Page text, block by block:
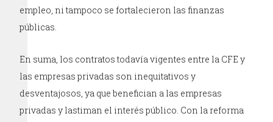
empleo, ni tampoco se fortalecieron las finanzas
públicas.
En suma, los contratos todavía vigentes entre la CFE y
las empresas privadas son inequitativos y
desventajosos, ya que benefician a las empresas
privadas y lastiman el interés público. Con la reforma